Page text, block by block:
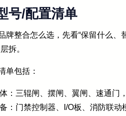
号/配置清单
牌整合怎么选，先看“保留什么、
拆。
单包括：
：三辊闸、摆闸、翼闸、速通门
：门禁控制器、I/O板、消防联动